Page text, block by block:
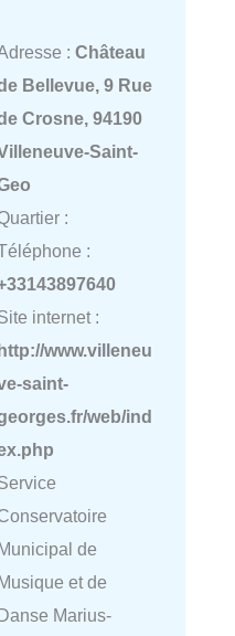
: Château
Bellevue, 9 Rue
Crosne, 94190
Saint-
:
:
internet :
www.villeneu
saint-
web/ind
de
et de
Marius-